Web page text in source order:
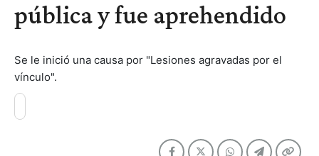
pública y fue aprehendido
Se le inició una causa por "Lesiones agravadas por el
vínculo".